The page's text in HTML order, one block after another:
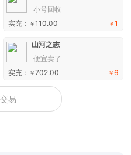
小号回收
￥1
实充： ￥110.00
山河之志
便宜卖了
￥6
实充： ￥702.00
易